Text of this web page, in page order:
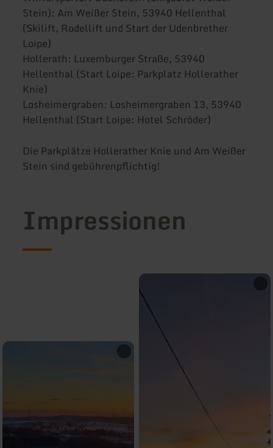
Stein): Am Weißer Stein, 53940 Hellenthal
(Skilift, Rodellift und Start der Udenbrether
Loipe)
Hollerath: Luxemburger Straße, 53940
Hellenthal (Start Loipe: Parkplatz Hollerather
Knie)
Losheimergraben: Losheimergraben 13, 53940
Hellenthal (Start Loipe: Hotel Schröder)
Die Parkplätze Hollerather Knie und Am Weißer
Stein sind gebührenpflichtig!
Impressionen